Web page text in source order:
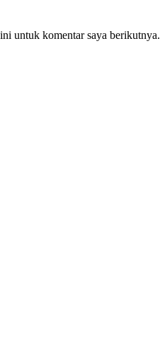
untuk komentar saya berikutnya.